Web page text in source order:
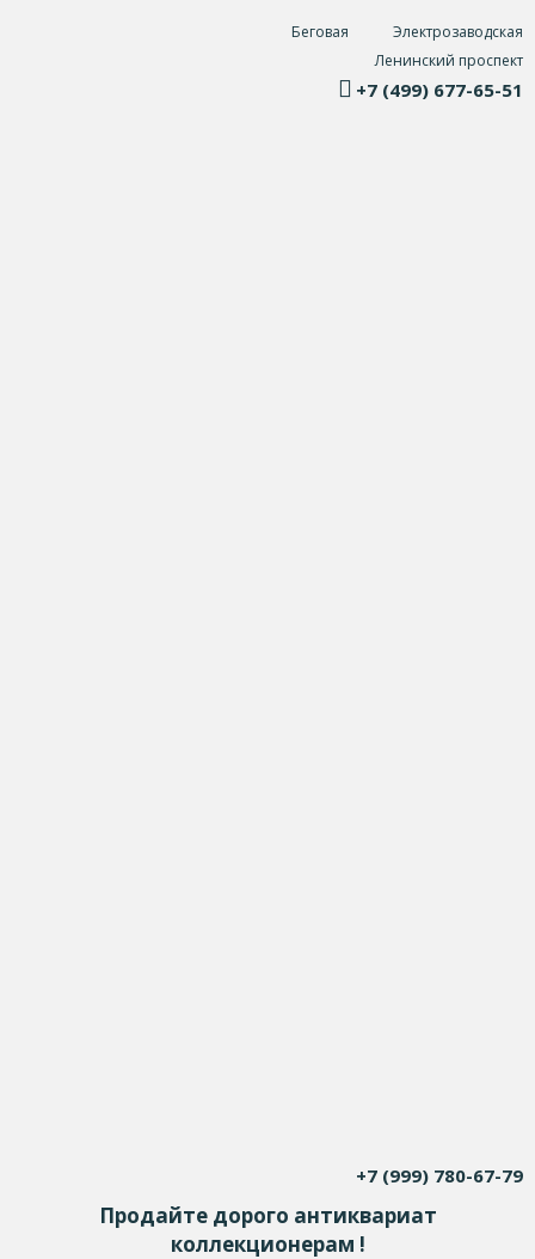
Беговая
Электрозаводская
Ленинский проспект
+7 (499) 677-65-51
+7 (999) 780-67-79
Продайте дорого антиквариат
коллекционерам !